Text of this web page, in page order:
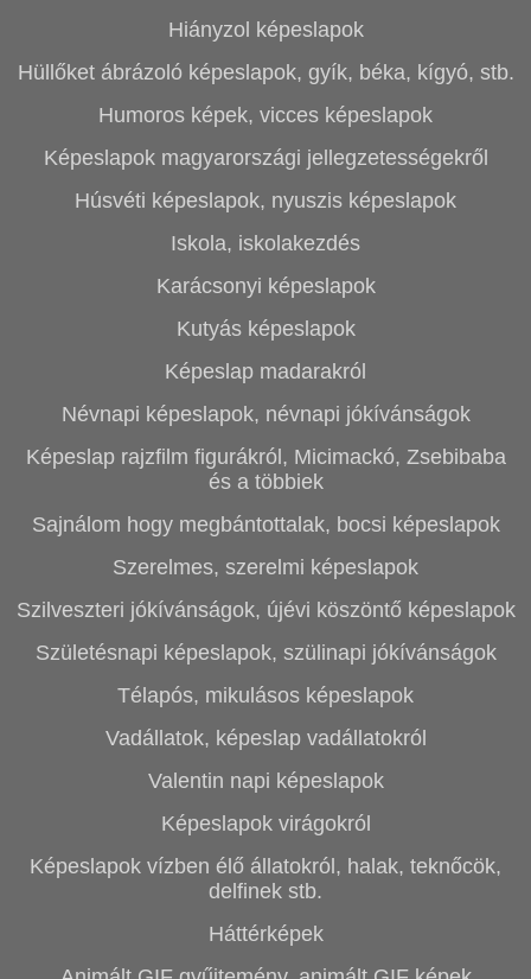
Hiányzol képeslapok
Hüllőket ábrázoló képeslapok, gyík, béka, kígyó, stb.
Humoros képek, vicces képeslapok
Képeslapok magyarországi jellegzetességekről
Húsvéti képeslapok, nyuszis képeslapok
Iskola, iskolakezdés
Karácsonyi képeslapok
Kutyás képeslapok
Képeslap madarakról
Névnapi képeslapok, névnapi jókívánságok
Képeslap rajzfilm figurákról, Micimackó, Zsebibaba
és a többiek
Sajnálom hogy megbántottalak, bocsi képeslapok
Szerelmes, szerelmi képeslapok
Szilveszteri jókívánságok, újévi köszöntő képeslapok
Születésnapi képeslapok, szülinapi jókívánságok
Télapós, mikulásos képeslapok
Vadállatok, képeslap vadállatokról
Valentin napi képeslapok
Képeslapok virágokról
Képeslapok vízben élő állatokról, halak, teknőcök,
delfinek stb.
Háttérképek